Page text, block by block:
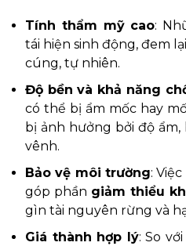
Tính thẩm mỹ cao:
tái hiện sinh động, đem
cúng, tự nhiên.
Độ bền và khả năng
có thể bị ẩm mốc hay
bị ảnh hưởng bởi độ
vênh.
Bảo vệ môi trường:
góp phần giảm thiểu
gìn tài nguyên rừng và
Giá thành hợp lý: So